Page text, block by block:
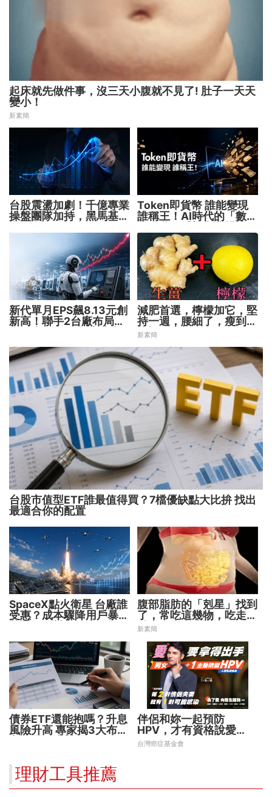
起床就先做件事，沒三天小腹就不見了! 肚子一天天
變小！
新素簡
台股震盪加劇！千億專業
操盤團隊加持，黑馬基金
Token即貨幣 誰能變現
誰稱王！AI時代的「數位
新代單月EPS飆8.13元創
新高！聯手2台廠布局機
減肥首選，檸檬加它，堅
持一週，腰細了，瘦到你
懷疑人生
新素簡
台股市值型ETF誰最值得買？7檔優缺點大比拚 找出
最適合你的配置
SpaceX點火衛星 台廠誰
受惠？成本驟降用戶暴增
腹部脂肪的「剋星」找到
了，常吃這幾物，吃走大
肚囊，瘦出小蠻腰
新素簡
債券ETF還能抱嗎？升息
風險升高 專家揭3大布局
伴侶和妳一起預防
HPV，才有資格說愛
妳！
台灣癌症基金會
理財工具推薦